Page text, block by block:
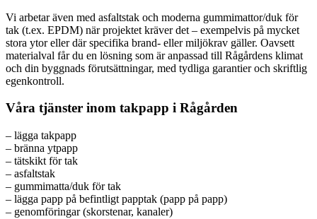
Vi arbetar även med asfaltstak och moderna gummimattor/duk för
tak (t.ex. EPDM) när projektet kräver det – exempelvis på mycket
stora ytor eller där specifika brand- eller miljökrav gäller. Oavsett
materialval får du en lösning som är anpassad till Rågårdens klimat
och din byggnads förutsättningar, med tydliga garantier och skriftlig
egenkontroll.
Våra tjänster inom takpapp i Rågården
– lägga takpapp
– bränna ytpapp
– tätskikt för tak
– asfaltstak
– gummimatta/duk för tak
– lägga papp på befintligt papptak (papp på papp)
– genomföringar (skorstenar, kanaler)